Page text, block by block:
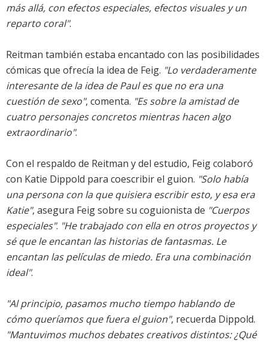
más allá, con efectos especiales, efectos visuales y un
reparto coral".
Reitman también estaba encantado con las posibilidades
cómicas que ofrecía la idea de Feig. "Lo verdaderamente
interesante de la idea de Paul es que no era una
cuestión de sexo", comenta. "Es sobre la amistad de
cuatro personajes concretos mientras hacen algo
extraordinario".
Con el respaldo de Reitman y del estudio, Feig colaboró
con Katie Dippold para coescribir el guion. "Solo había
una persona con la que quisiera escribir esto, y esa era
Katie", asegura Feig sobre su coguionista de "Cuerpos
especiales". "He trabajado con ella en otros proyectos y
sé que le encantan las historias de fantasmas. Le
encantan las películas de miedo. Era una combinación
ideal".
"Al principio, pasamos mucho tiempo hablando de
cómo queríamos que fuera el guion", recuerda Dippold.
"Mantuvimos muchos debates creativos distintos: ¿Qué